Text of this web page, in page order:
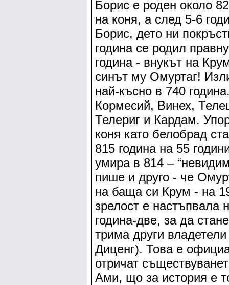
Борис е роден около
на коня, а след 5-6
Борис, дето ни
година се родил
година - внукът на
синът му Омуртаг!
най-късно в 740
Кормесий, Винех,
Телериг и Кардам.
коня като белобрад
815 година на 55
умира в 814 –
пише и друго - че
на баща си Крум - на
зрелост е настъпвала
година-две, за да
трима други
Диценг). Това е
отричат
Ами, що за история е